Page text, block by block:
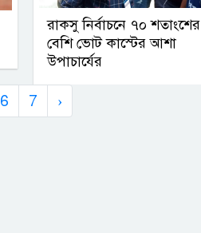
রাকসু নির্বাচনে ৭০ শতাংশের
বেশি ভোট কাস্টের আশা
উপাচার্যের
6 7 ›